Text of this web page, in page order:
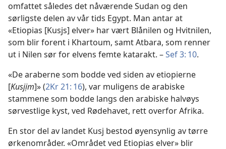
omfattet således det nåværende Sudan og den
sørligste delen av vår tids Egypt. Man antar at
«Etiopias [Kusjs] elver» har vært Blånilen og Hvitnilen,
som blir forent i Khartoum, samt Atbara, som renner
ut i Nilen sør for elvens femte katarakt. –Sef 3: 10.
«De araberne som bodde ved siden av etiopierne
[Kusjịm]» (2Kr 21: 16), var muligens de arabiske
stammene som bodde langs den arabiske halvøys
sørvestlige kyst, ved Rødehavet, rett overfor Afrika.
En stor del av landet Kusj bestod øyensynlig av tørre
ørkenområder. «Området ved Etiopias elver» blir